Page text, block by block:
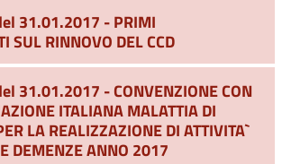
31.01.2017 - PRIMI
SUL RINNOVO DEL CCD
31.01.2017 - CONVENZIONE CON
ITALIANA MALATTIA DI
LA REALIZZAZIONE DI ATTIVITA`
DEMENZE ANNO 2017